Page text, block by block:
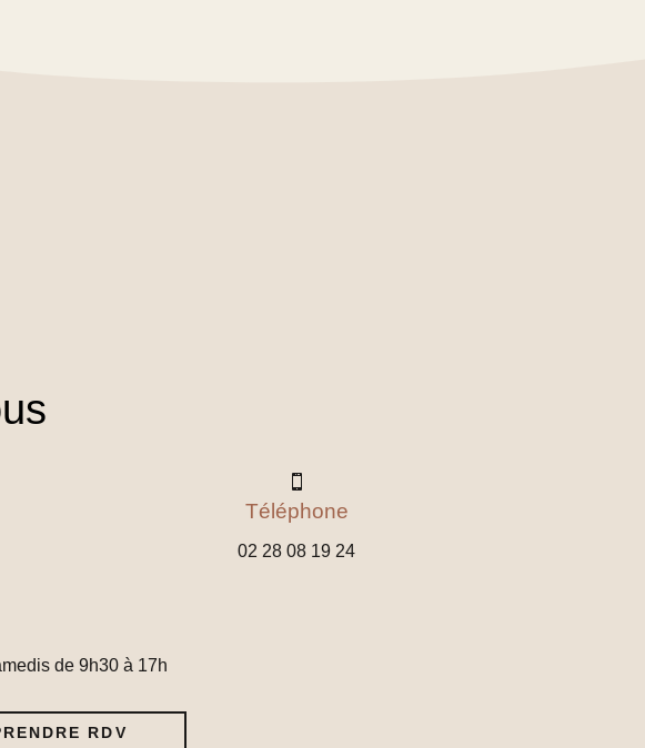

Téléphone
02 28 08 19 24
de 9h30 à 17h
RDV